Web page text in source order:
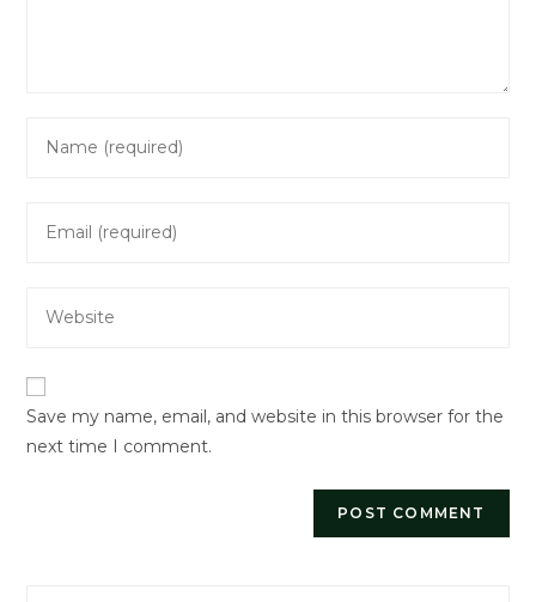
your
comment
your
address
your
URL
(optional)
Save my name, email, and website in this browser for the
next time I comment.